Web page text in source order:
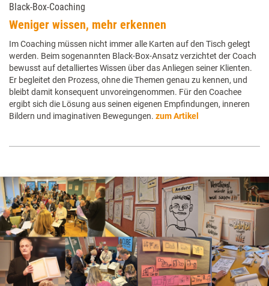
Black-Box-Coaching
Weniger wissen, mehr erkennen
Im Coaching müssen nicht immer alle Karten auf den Tisch gelegt
werden. Beim sogenannten Black-Box-Ansatz verzichtet der Coach
bewusst auf detalliertes Wissen über das Anliegen seiner Klienten.
Er begleitet den Prozess, ohne die Themen genau zu kennen, und
bleibt damit konsequent unvoreingenommen. Für den Coachee
ergibt sich die Lösung aus seinen eigenen Empfindungen, inneren
Bildern und imaginativen Bewegungen. zum Artikel